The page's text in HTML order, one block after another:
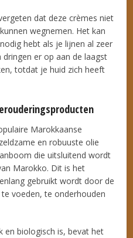
dat deze crèmes niet
wegnemen. Het kan
hebt als je lijnen al zeer
er op aan de laagst
totdat je huid zich heeft
Marokkaanse
en robuuste olie
die uitsluitend wordt
Marokko. Dit is het
gebruikt wordt door de
voeden, te onderhouden
en biologisch is, bevat het